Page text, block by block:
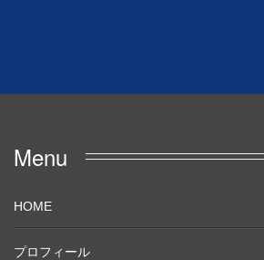
Menu
HOME
プロフィール